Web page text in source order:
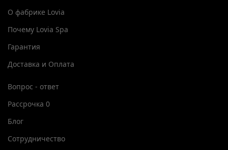
О фабрике Lovia
Почему Lovia Spa
Гарантия
Доставка и Оплата
Вопрос - ответ
Рассрочка 0
Блог
Сотрудничество